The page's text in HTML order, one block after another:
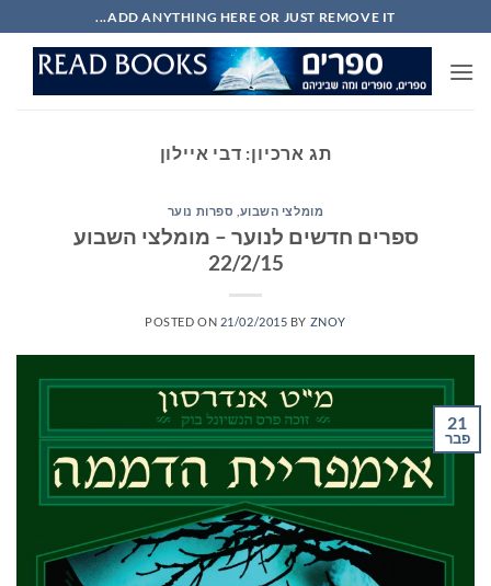
to
content
ADD ANYTHING HERE OR JUST REMOVE IT...
תג ארכיון: דבי איילון
מומלצי השבוע ספרות נוער
ספרים חדשים לנוער – מומלצי השבוע
22/2/15
POSTED ON 21/02/2015 BY ZNOY
21
פבר